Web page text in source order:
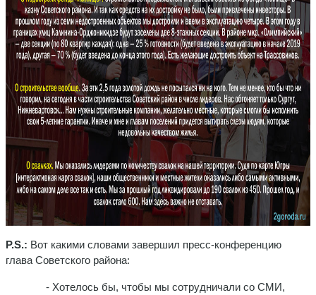
P.S.: Вот какими словами завершил пресс-конференцию
глава Советского района:
- Хотелось бы, чтобы мы сотрудничали со СМИ,